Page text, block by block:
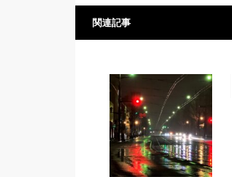
関連記事